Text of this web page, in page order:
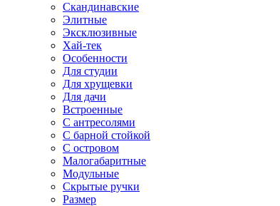
Скандинавские
Элитные
Эксклюзивные
Хай-тек
Особенности
Для студии
Для хрущевки
Для дачи
Встроенные
С антресолями
С барной стойкой
С островом
Малогабаритные
Модульные
Скрытые ручки
Размер